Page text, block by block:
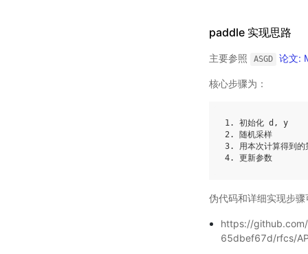
paddle 实现思路
主要参照 ASGD 论文:
核心步骤为：
1. 初始化 d, y
2. 随机采样
3. 用本次计算得到的
伪代码和详细实现步骤
https://
65dbef67d/rfcs/